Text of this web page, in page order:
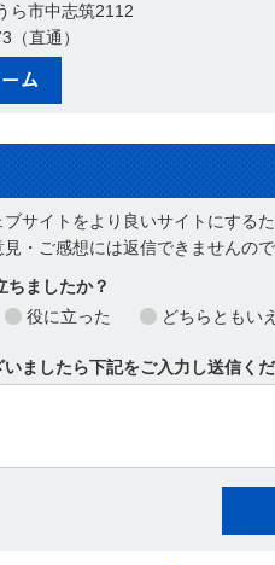
市中志筑2112
（直通）
サイトをより良いサイトにする
・ご感想には返信できませんので
ちましたか？
役に立った どちらともい
ましたら下記をご入力し送信くだ